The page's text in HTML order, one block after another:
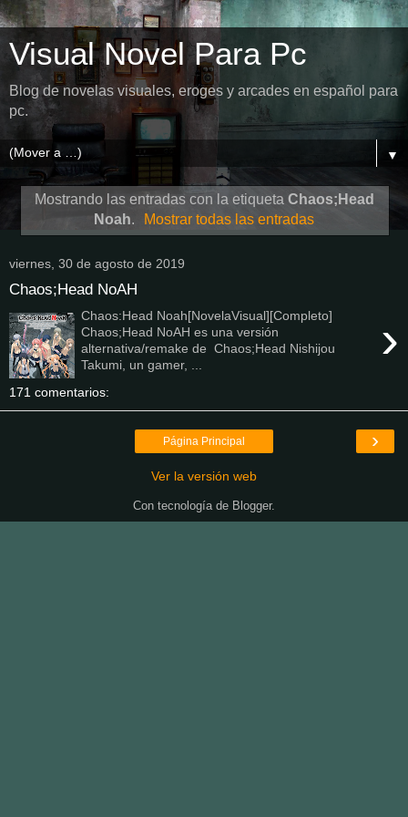
Visual Novel Para Pc
Blog de novelas visuales, eroges y arcades en español para
pc.
▼
Mostrando las entradas con la etiqueta Chaos;Head
Noah. Mostrar todas las entradas
viernes, 30 de agosto de 2019
Chaos;Head NoAH
›
Chaos:Head Noah[NovelaVisual][Completo]
Chaos;Head NoAH es una versión
alternativa/remake de Chaos;Head Nishijou
Takumi, un gamer, ...
171 comentarios:
›
Página Principal
Ver la versión web
Con tecnología de Blogger.